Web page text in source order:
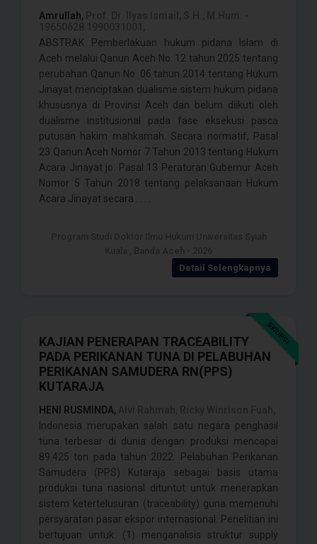
Amrullah,
ABSTRAK Pemberlakuan hukum pidana Islam di
Aceh melalui Qanun Aceh No. 12 tahun 2025 tentang
perubahan Qanun No. 06 tahun 2014 tentang Hukum
Jinayat menciptakan dualisme sistem hukum pidana
khususnya di Provinsi Aceh dan belum diikuti oleh
dualisme institusional pada fase eksekusi pasca
putusan hakim mahkamah. Secara normatif, Pasal
23 Qanun Aceh Nomor 7 Tahun 2013 tentang Hukum
Acara Jinayat jo. Pasal 13 Peraturan Gubernur Aceh
Nomor 5 Tahun 2018 tentang pelaksanaan Hukum
Acara Jinayat secara . . . .
Detail Selengkapnya
SKRIPSI
KAJIAN PENERAPAN TRACEABILITY
PADA PERIKANAN TUNA DI PELABUHAN
PERIKANAN SAMUDERA RN(PPS)
KUTARAJA
HENI RUSMINDA,
Indonesia merupakan salah satu negara penghasil
tuna terbesar di dunia dengan produksi mencapai
89.425 ton pada tahun 2022. Pelabuhan Perikanan
Samudera (PPS) Kutaraja sebagai basis utama
produksi tuna nasional dituntut untuk menerapkan
sistem ketertelusuran (traceability) guna memenuhi
persyaratan pasar ekspor internasional. Penelitian ini
bertujuan untuk: (1) menganalisis struktur supply